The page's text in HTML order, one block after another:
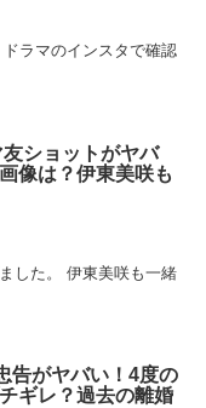
ラマのインスタで確認
ショットがヤバ
像は？伊東美咲も
した。 伊東美咲も一緒
告がヤバい！4度の
ギレ？過去の離婚